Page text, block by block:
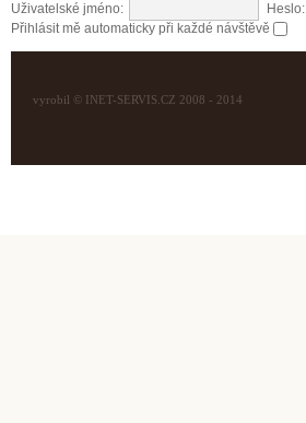
Uživatelské jméno:
Heslo:
Přihlásit mě automaticky při každé návštěvě
vyrobil © INET-SERVIS.CZ 2008 - 2014